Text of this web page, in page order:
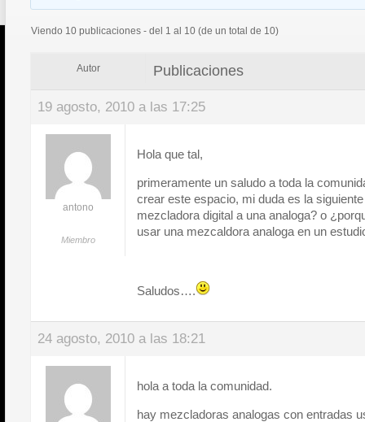
Viendo 10 publicaciones - del 1 al 10 (de un total de 10)
Autor Publicaciones
19 agosto, 2010 a las 17:25
antono
Miembro
Hola que tal,
primeramente un saludo a toda la
crear este espacio, mi duda es la
mezcladora digital a una analoga? o
usar una mezcaldora analoga en un
Saludos….
24 agosto, 2010 a las 18:21
hola a toda la comunidad.
hay mezcladoras analogas con entradas